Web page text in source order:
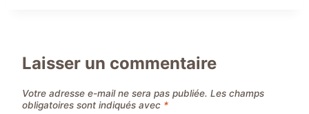
Laisser un commentaire
Votre adresse e-mail ne sera pas publiée. Les champs
obligatoires sont indiqués avec *